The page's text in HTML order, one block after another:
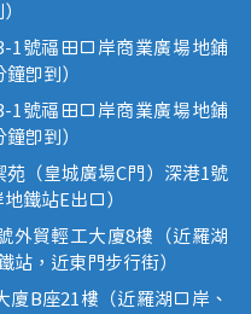
1號福田口岸商業廣場地鋪
即到）
1號福田口岸商業廣場地鋪
即到）
（皇城廣場C門）深港1號
鐵站E出口）
外貿輕工大廈8樓（近羅湖
站，近東門步行街）
B座21樓（近羅湖口岸、